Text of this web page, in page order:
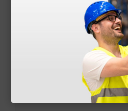
Magnetoterapia Gima Base